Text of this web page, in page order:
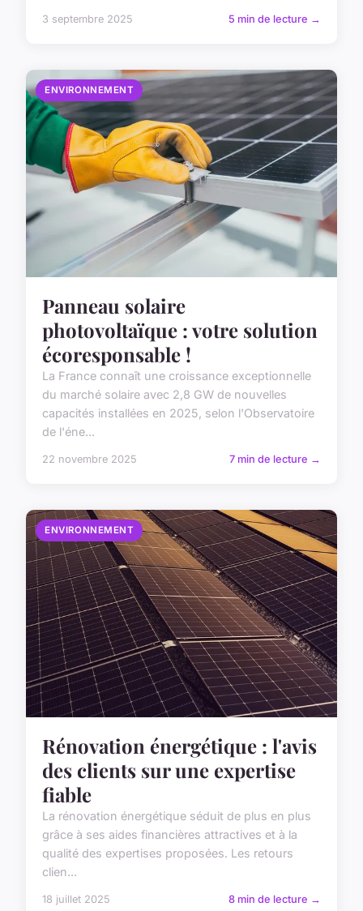
3 septembre 2025 5 min de lecture →
ENVIRONNEMENT
Panneau solaire
photovoltaïque : votre solution
écoresponsable !
La France connaît une croissance exceptionnelle
du marché solaire avec 2,8 GW de nouvelles
capacités installées en 2025, selon l'Observatoire
de l'éne...
22 novembre 2025 7 min de lecture →
ENVIRONNEMENT
Rénovation énergétique : l'avis
des clients sur une expertise
fiable
La rénovation énergétique séduit de plus en plus
grâce à ses aides financières attractives et à la
qualité des expertises proposées. Les retours
clien...
18 juillet 2025 8 min de lecture →